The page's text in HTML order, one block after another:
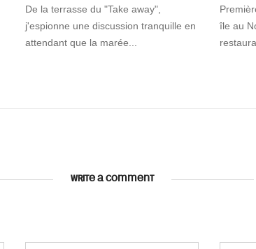
De la terrasse du "Take away",
j'espionne une discussion tranquille en
attendant que la marée...
île au
WRITE A COMMENT